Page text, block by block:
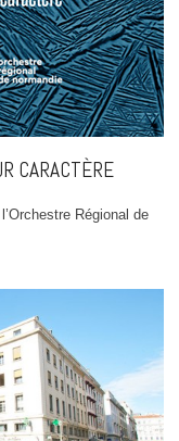
CARACTÈRE
Régional de